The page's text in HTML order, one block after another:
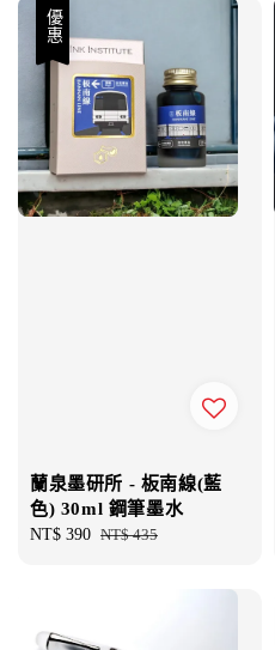
優惠
蘭泉墨研所 - 板南線(藍
色) 30ml 鋼筆墨水
Sale
NT$ 390 Regular
NT$ 435